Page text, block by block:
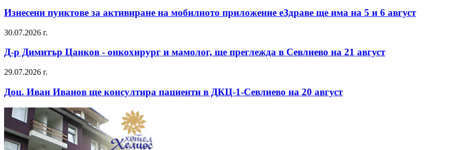
Изнесени пунктове за активиране на мобилното приложение еЗдраве ще има на 5 и 6 август
30.07.2026 г.
Д-р Димитър Цанков - онкохирург и мамолог, ще преглежда в Севлиево на 21 август
29.07.2026 г.
Доц. Иван Иванов ще консултира пациенти в ДКЦ-1-Севлиево на 20 август